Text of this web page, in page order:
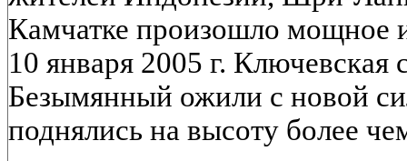
Камчатке произошло мощное
10 января 2005 г.
Безымянный ожили с новой
поднялись на высоту более